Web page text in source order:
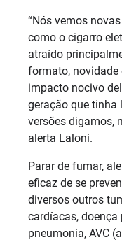
“Nós vemos
como o cigarro
atraído
formato,
impacto nocivo
geração que tinha
versões digamos,
alerta Laloni.
Parar de fumar,
eficaz de se
diversos outros
cardíacas,
pneumonia, AVC